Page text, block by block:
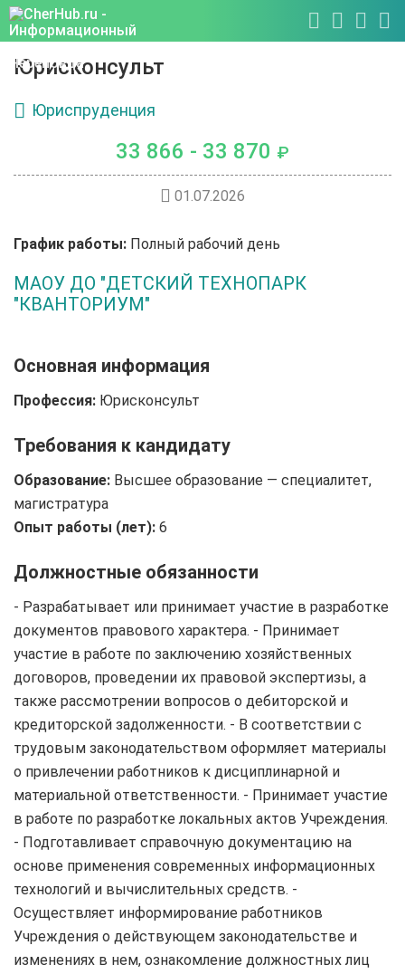
Юрисконсульт
Юриспруденция
33 866 - 33 870 ₽
01.07.2026
График работы: Полный рабочий день
МАОУ ДО "ДЕТСКИЙ ТЕХНОПАРК
"КВАНТОРИУМ"
Основная информация
Профессия: Юрисконсульт
Требования к кандидату
Образование: Высшее образование — специалитет,
магистратура
Опыт работы (лет): 6
Должностные обязанности
- Разрабатывает или принимает участие в разработке
документов правового характера. - Принимает
участие в работе по заключению хозяйственных
договоров, проведении их правовой экспертизы, а
также рассмотрении вопросов о дебиторской и
кредиторской задолженности. - В соответствии с
трудовым законодательством оформляет материалы
о привлечении работников к дисциплинарной и
материальной ответственности. - Принимает участие
в работе по разработке локальных актов Учреждения.
- Подготавливает справочную документацию на
основе применения современных информационных
технологий и вычислительных средств. -
Осуществляет информирование работников
Учреждения о действующем законодательстве и
изменениях в нем, ознакомление должностных лиц